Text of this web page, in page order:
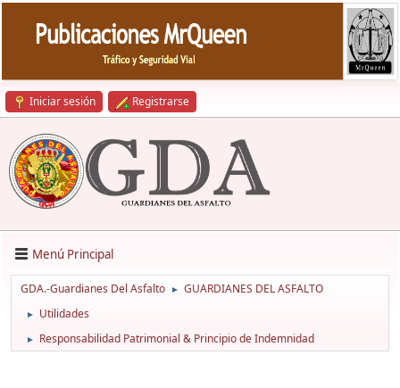
Iniciar sesión Registrarse
Menú Principal
GDA.-Guardianes Del Asfalto ► GUARDIANES DEL ASFALTO
► Utilidades
► Responsabilidad Patrimonial & Principio de Indemnidad